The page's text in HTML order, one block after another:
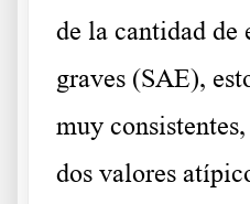
de la cantidad de
graves (SAE),
muy
dos valores